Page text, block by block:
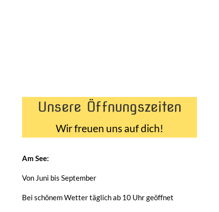
Unsere Öffnungszeiten
Wir freuen uns auf dich!
Am See:
Von Juni bis September
Bei schönem Wetter täglich ab 10 Uhr geöffnet